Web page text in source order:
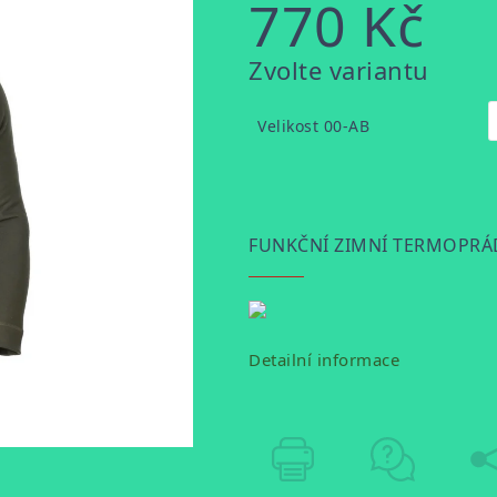
770 Kč
Měrná
Zvolte variantu
Velikost 00-AB
FUNKČNÍ ZIMNÍ
Detailní informace